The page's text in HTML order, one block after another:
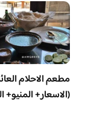
مطعم الاحلام
(الاسعار+ المنيو+